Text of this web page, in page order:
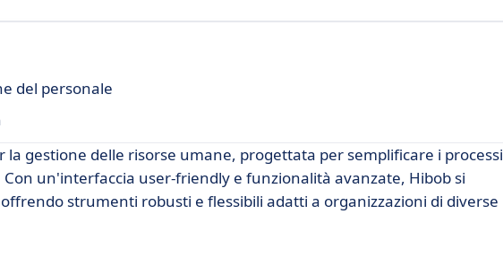
del personale
gestione delle risorse umane, progettata per semplificare i processi
un'interfaccia user-friendly e funzionalità avanzate, Hibob si
strumenti robusti e flessibili adatti a organizzazioni di diverse